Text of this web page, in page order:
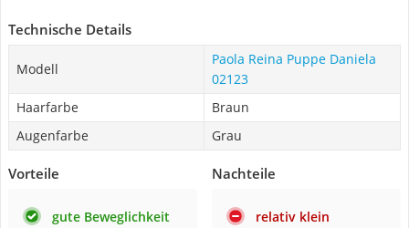
Technische Details
Modell
Paola Reina Puppe Daniela
02123
Haarfarbe
Braun
Augenfarbe
Grau
Vorteile
gute Beweglichkeit
Nachteile
relativ klein